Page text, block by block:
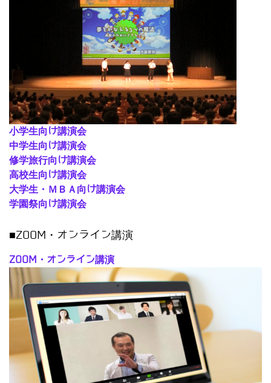
小学生向け講演会
中学生向け講演会
修学旅行向け講演会
高校生向け講演会
大学生・ＭＢＡ向け講演会
学園祭向け講演会
■ZOOM・オンライン講演
ZOOM・オンライン講演